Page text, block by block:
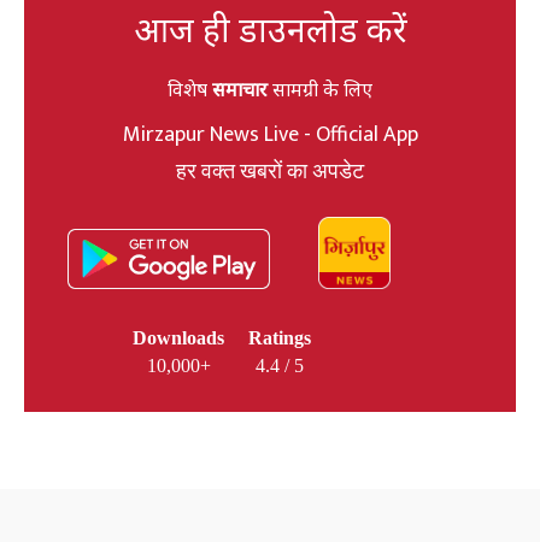
आज ही डाउनलोड करें
विशेषसमाचारसामग्री के लिए
Mirzapur News Live - Official App
हर वक्त खबरों का अपडेट
Downloads
10,000+
Ratings
4.4 / 5